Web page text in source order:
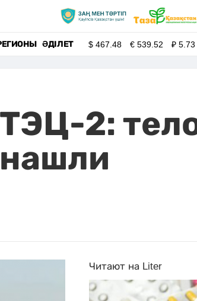
ӘДІЛЕТ $467.48 €539.52 ₽5.73
2:
Читают на Liter